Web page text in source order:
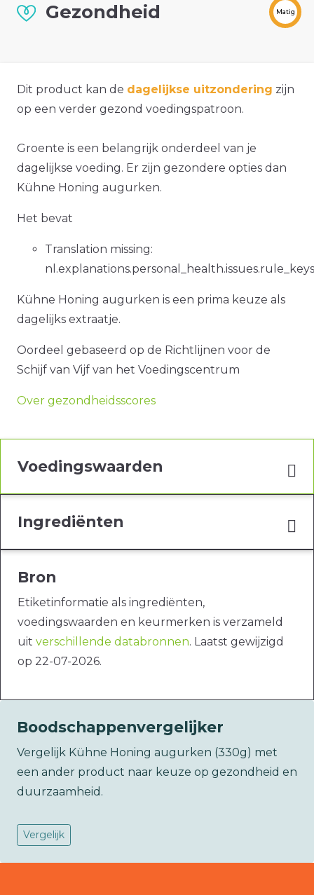
Gezondheid Matig
Dit product kan de dagelijkse uitzondering zijn
op een verder gezond voedingspatroon.
Groente is een belangrijk onderdeel van je
dagelijkse voeding. Er zijn gezondere opties dan
Kühne Honing augurken.
Het bevat
Translation missing:
Kühne Honing augurken is een prima keuze als
dagelijks extraatje.
Oordeel gebaseerd op de Richtlijnen voor de
Schijf van Vijf van het Voedingscentrum
Over gezondheidsscores
Voedingswaarden
Ingrediënten
Bron
Etiketinformatie als ingrediënten,
voedingswaarden en keurmerken is verzameld
uit verschillende databronnen. Laatst gewijzigd
op 22-07-2026.
Boodschappenvergelijker
Vergelijk Kühne Honing augurken (330g) met
een ander product naar keuze op gezondheid en
duurzaamheid.
Vergelijk